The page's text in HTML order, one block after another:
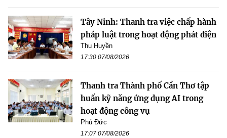
Tây Ninh: Thanh tra việc chấp hành
pháp luật trong hoạt động phát điện
Thu Huyền
17:30 07/08/2026
Thanh tra Thành phố Cần Thơ tập
huấn kỹ năng ứng dụng AI trong
hoạt động công vụ
Phú Đức
17:07 07/08/2026